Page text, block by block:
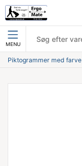
MENU
Piktogrammer med farve